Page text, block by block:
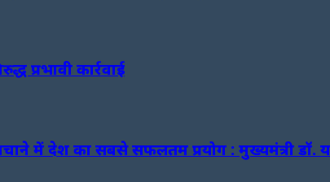
प्रभावी कार्रवाई
में देश का सबसे सफलतम प्रयोग : मुख्यमंत्री डॉ.